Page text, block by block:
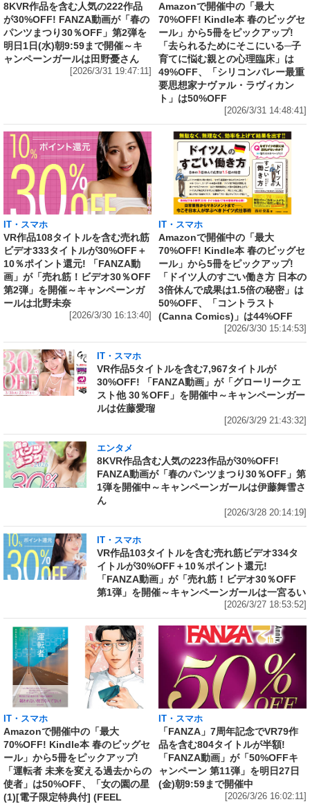
8KVR作品を含む人気の222作品
が30%OFF! FANZA動画が「春の
パンツまつり30％OFF」第2弾を
明日1日(水)朝9:59まで開催～キ
ャンペーンガールは田野憂さん
[2026/3/31 19:47:11]
Amazonで開催中の「最大
70%OFF! Kindle本 春のビッグセ
ール」から5冊をピックアップ!
「去られるためにそこにいる─子
育てに悩む親との心理臨床」は
49%OFF、「シリコンバレー最重
要思想家ナヴァル・ラヴィカン
ト」は50%OFF
[2026/3/31 14:48:41]
IT・スマホ
VR作品108タイトルを含む売れ筋
ビデオ333タイトルが30%OFF＋
10％ポイント還元! 「FANZA動
画」が「売れ筋！ビデオ30％OFF
第2弾」を開催～キャンペーンガ
ールは北野未奈
[2026/3/30 16:13:40]
IT・スマホ
Amazonで開催中の「最大
70%OFF! Kindle本 春のビッグセ
ール」から5冊をピックアップ!
「ドイツ人のすごい働き方 日本の
3倍休んで成果は1.5倍の秘密」は
50%OFF、「コントラスト
(Canna Comics)」は44%OFF
[2026/3/30 15:14:53]
IT・スマホ
VR作品5タイトルを含む7,967タイトルが
30%OFF! 「FANZA動画」が「グローリークエ
スト他 30％OFF」を開催中～キャンペーンガー
ルは佐藤愛瑠
[2026/3/29 21:43:32]
エンタメ
8KVR作品含む人気の223作品が30%OFF!
FANZA動画が「春のパンツまつり30％OFF」第
1弾を開催中～キャンペーンガールは伊藤舞雪さ
ん
[2026/3/28 20:14:19]
IT・スマホ
VR作品103タイトルを含む売れ筋ビデオ334タ
イトルが30%OFF＋10％ポイント還元!
「FANZA動画」が「売れ筋！ビデオ30％OFF
第1弾」を開催～キャンペーンガールは一宮るい
[2026/3/27 18:53:52]
IT・スマホ
Amazonで開催中の「最大
70%OFF! Kindle本 春のビッグセ
ール」から5冊をピックアップ!
「運転者 未来を変える過去からの
使者」は50%OFF、「女の園の星
(1)[電子限定特典付] (FEEL
IT・スマホ
「FANZA」7周年記念でVR79作
品を含む804タイトルが半額!
「FANZA動画」が「50%OFFキ
ャンペーン 第11弾」を明日27日
(金)朝9:59まで開催中
[2026/3/26 16:02:11]